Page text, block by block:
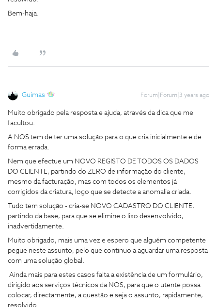
Bem-haja.
Guimas Forum|Forum|3 years ago
Muito obrigado pela resposta e ajuda, através da dica que me
facultou.
A NOS tem de ter uma solução para o que cria inicialmente e de
forma errada.
Nem que efectue um NOVO REGISTO DE TODOS OS DADOS
DO CLIENTE, partindo do ZERO de informação do cliente,
mesmo da facturação, mas com todos os elementos já
corrigidos da criatura, logo que se detecte a anomalia criada.
Tudo tem solução - cria-se NOVO CADASTRO DO CLIENTE,
partindo da base, para que se elimine o lixo desenvolvido,
inadvertidamente.
Muito obrigado, mais uma vez e espero que alguém competente
pegue neste assunto, pelo que continuo a aguardar uma resposta
com uma solução global.
Ainda mais para estes casos falta a existência de um formulário,
dirigido aos serviços técnicos da NOS, para que o utente possa
colocar, directamente, a questão e seja o assunto, rapidamente,
resolvido.